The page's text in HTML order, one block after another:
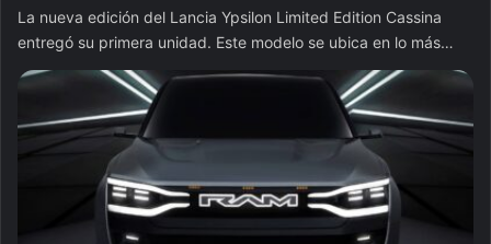
La nueva edición del Lancia Ypsilon Limited Edition Cassina
entregó su primera unidad. Este modelo se ubica en lo más…